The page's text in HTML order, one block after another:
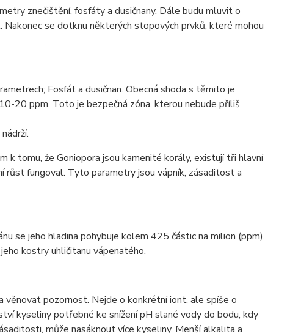
znečištění, fosfáty a dusičnany. Dále budu mluvit o
se dotknu některých stopových prvků, které mohou
Fosfát a dusičnan. Obecná shoda s těmito je
20 ppm. Toto je bezpečná zóna, kterou nebude příliš
tomu, že Goniopora jsou kamenité korály, existují tři hlavní
fungoval. Tyto parametry jsou vápník, zásaditost a
se jeho hladina pohybuje kolem 425 částic na milion (ppm).
kostry uhličitanu vápenatého.
pozornost. Nejde o konkrétní iont, ale spíše o
kyseliny potřebné ke snížení pH slané vody do bodu, kdy
může nasáknout více kyseliny. Menší alkalita a